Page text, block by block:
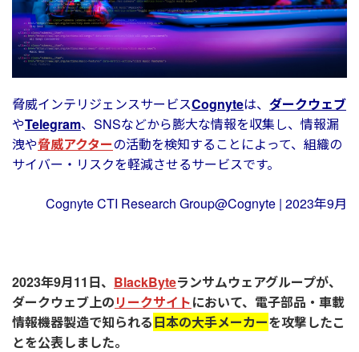
脅威インテリジェンスサービスCognyteは、 ダークウェブ
やTelegram、SNSなどから膨大な情報を収集し、情報漏
洩や脅威アクターの活動を検知することによって、組織の
サイバー・リスクを軽減させるサービスです。
Cognyte CTI Research Group@Cognyte | 2023年9月
2023年9月11日、 BlackByteランサムウェアグループが、
ダークウェブ上のリークサイトにおいて、電子部品・車載
情報機器製造で知られる日本の大手メーカーを攻撃したこ
とを公表しました。